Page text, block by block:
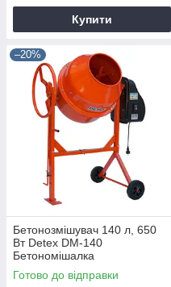
Купити
–20%
Бетонозмішувач 140 л, 650
Вт Detex DM-140
Бетономішалка
Готово до відправки